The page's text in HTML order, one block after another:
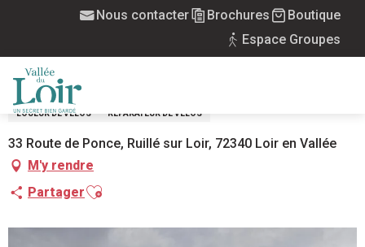
principal
Nous contacter Brochures
Boutique
Espace Groupes
Réparation et location de cycles - The Green Bike
RÉPARATION ET LOCATION DE CYCLES -
THE GREEN BIKE
LOUEUR DE VÉLOS RÉPARATEUR DE VÉLOS
33 Route de Ponce, Ruillé sur Loir, 72340 Loir en Vallée
M'y rendre
PartagerAjouter aux favoris